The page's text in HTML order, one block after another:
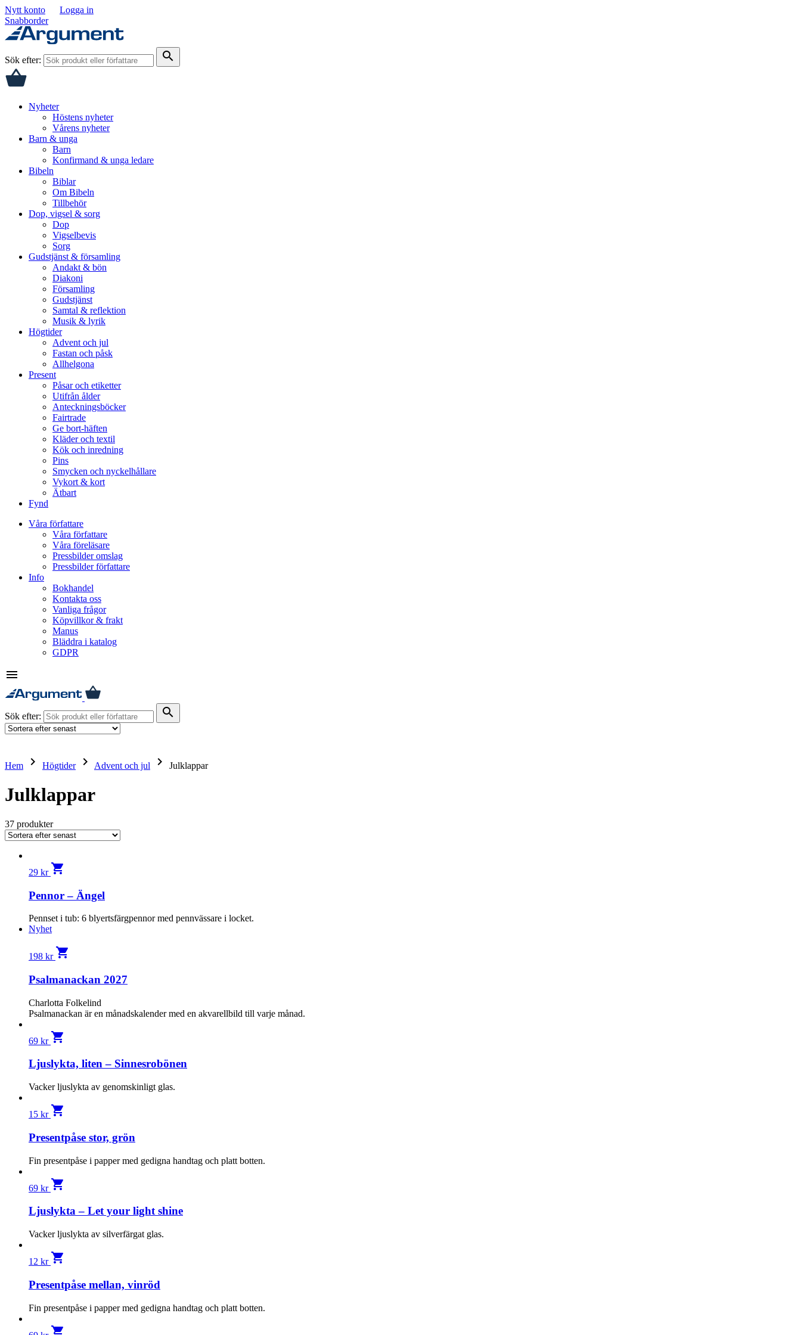
Nytt konto
Logga in
Snabborder
Sök efter: search
Nyheter
Höstens nyheter
Vårens nyheter
Barn & unga
Barn
Konfirmand & unga ledare
Bibeln
Biblar
Om Bibeln
Tillbehör
Dop, vigsel & sorg
Dop
Vigselbevis
Sorg
Gudstjänst & församling
Andakt & bön
Diakoni
Församling
Gudstjänst
Samtal & reflektion
Musik & lyrik
Högtider
Advent och jul
Fastan och påsk
Allhelgona
Present
Påsar och etiketter
Utifrån ålder
Anteckningsböcker
Fairtrade
Ge bort-häften
Kläder och textil
Kök och inredning
Pins
Smycken och nyckelhållare
Vykort & kort
Ätbart
Fynd
Våra författare
Våra författare
Våra föreläsare
Pressbilder omslag
Pressbilder författare
Info
Bokhandel
Kontakta oss
Vanliga frågor
Köpvillkor & frakt
Manus
Bläddra i katalog
GDPR
menu
Sök efter: search
Hem keyboard_arrow_right Högtider keyboard_arrow_right Advent och jul keyboard_arrow_right Julklappar
Julklappar
37 produkter
29 kr shopping_cart
Pennor – Ängel
Pennset i tub: 6 blyertsfärgpennor med pennvässare i locket.
Nyhet
198 kr shopping_cart
Psalmanackan 2027
Charlotta Folkelind
Psalmanackan är en månads­kalender med en akvarellbild till varje månad.
69 kr shopping_cart
Ljuslykta, liten – Sinnesrobönen
Vacker ljuslykta av genomskinligt glas.
15 kr shopping_cart
Presentpåse stor, grön
Fin presentpåse i papper med gedigna handtag och platt botten.
69 kr shopping_cart
Ljuslykta – Let your light shine
Vacker ljuslykta av silverfärgat glas.
12 kr shopping_cart
Presentpåse mellan, vinröd
Fin presentpåse i papper med gedigna handtag och platt botten.
shopping_cart